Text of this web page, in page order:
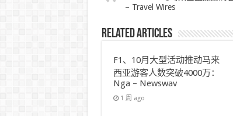
– Travel Wires
Related Articles
F1、10月大型活动推动马来
西亚游客人数突破4000万：
Nga – Newswav
1 周 ago